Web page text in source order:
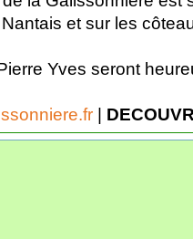
et sur les
Yves seront
|